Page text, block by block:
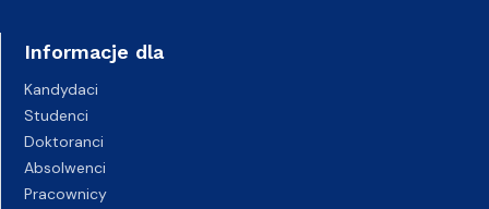
Informacje dla
Kandydaci
Studenci
Doktoranci
Absolwenci
Pracownicy